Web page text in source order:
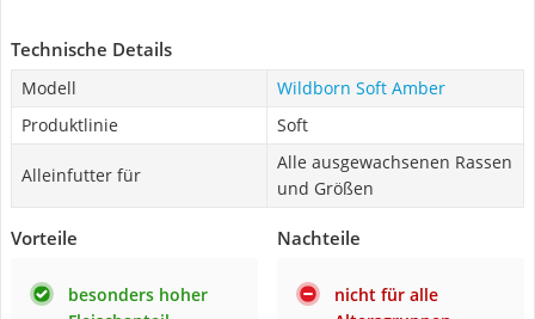
Technische Details
Modell
Wildborn Soft Amber
Produktlinie
Soft
Alleinfutter für
Alle ausgewachsenen Rassen
und Größen
Vorteile
besonders hoher
Nachteile
nicht für alle